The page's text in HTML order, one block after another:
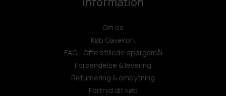
Om os
Køb Gavekort
FAQ - Ofte stillede spørgsmål
Forsendelse & levering
Returnering & ombytning
Fortryd dit køb